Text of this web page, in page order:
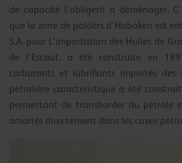
de capacité l’obligent à déménager.
que la zone de polders d’Hoboken est
S.A. pour L’importation des Huiles de
de l’Escaut, a été construite en
carburants et lubrifiants importés des
pétrolière caractéristique a été
permettant de transborder du pétrole
amarrés directement dans les cuves